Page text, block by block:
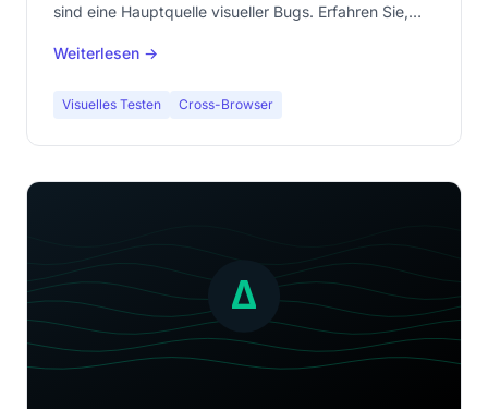
sind eine Hauptquelle visueller Bugs. Erfahren Sie,
Probleme erkennt, die Ihre klassischen Tests
Weiterlesen →
Visuelles Testen Cross-Browser